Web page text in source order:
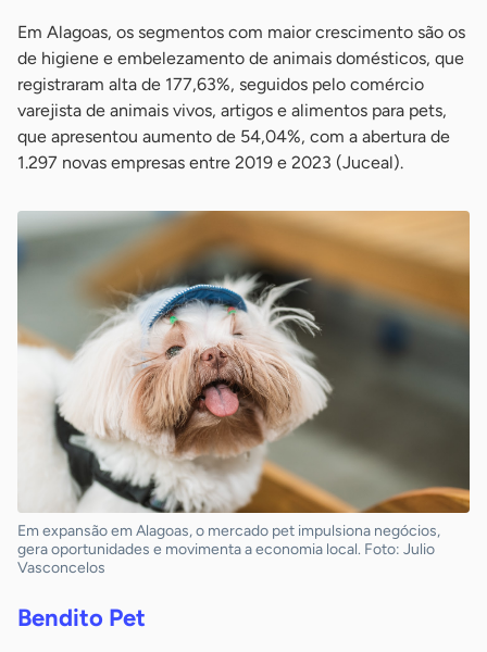
Em Alagoas, os segmentos com maior crescimento são os
de higiene e embelezamento de animais domésticos, que
registraram alta de 177,63%, seguidos pelo comércio
varejista de animais vivos, artigos e alimentos para pets,
que apresentou aumento de 54,04%, com a abertura de
1.297 novas empresas entre 2019 e 2023 (Juceal).
Em expansão em Alagoas, o mercado pet impulsiona negócios,
gera oportunidades e movimenta a economia local. Foto: Julio
Vasconcelos
Bendito Pet